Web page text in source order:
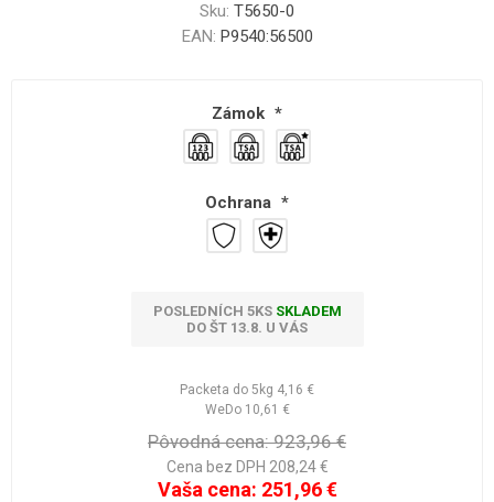
Sku: T5650-0
EAN: P9540:56500
Zámok *
Ochrana *
POSLEDNÍCH 5KS SKLADEM
DO ŠT 13.8. U VÁS
Packeta do 5kg 4,16 €
WeDo 10,61 €
Pôvodná cena: 923,96 €
Cena bez DPH 208,24 €
Vaša cena: 251,96 €